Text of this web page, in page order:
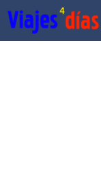
Saltar
al
contenido